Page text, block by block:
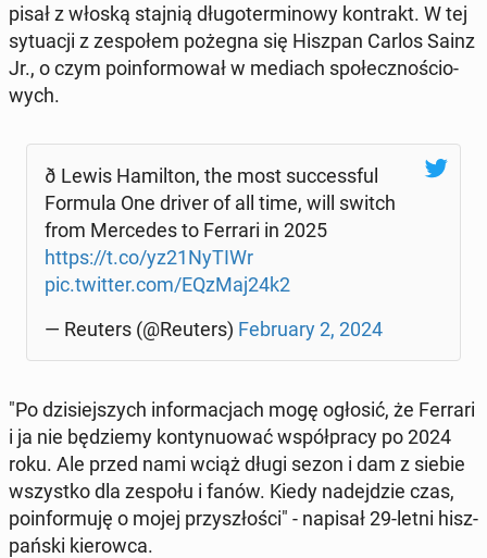
pi­sał z włoską stajnią dłu­go­ter­mi­no­wy kon­trakt. W tej
sy­tu­acji z ze­spo­łem pożegna się Hiszpan Carlos Sainz
Jr., o czym po­in­for­mo­wał w mediach spo­łecz­no­ścio­
wych.
ð Lewis Ha­mil­ton, the most suc­cess­ful
Formula One driver of all time, will switch
from Mer­ce­des to Ferrari in 2025
https://t.co/yz21NyTIWr
pic.twitter.com/EQzMaj24k2
— Reuters (@Reuters) Fe­bru­ary 2, 2024
"Po dzi­siej­szych in­for­ma­cjach mogę ogłosić, że Ferrari
i ja nie bę­dzie­my kon­ty­nu­ować współ­pra­cy po 2024
roku. Ale przed nami wciąż długi sezon i dam z siebie
wszyst­ko dla zespołu i fanów. Kiedy na­dej­dzie czas,
po­in­for­mu­ję o mojej przy­szło­ści" - napisał 29-letni hisz­
pań­ski kie­row­ca.